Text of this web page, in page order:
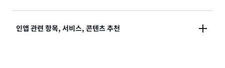
호텔 및 항공편 추천 순위를 매겨 인기 상품, 계절 상품,
인앱 관련 항목, 서비스, 콘텐츠 추천